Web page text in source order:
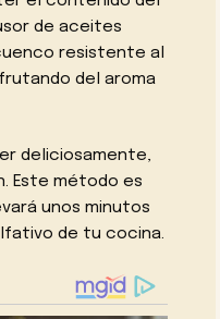
de aceites
resistente al
del aroma
deliciosamente,
Este método es
unos minutos
de tu cocina.